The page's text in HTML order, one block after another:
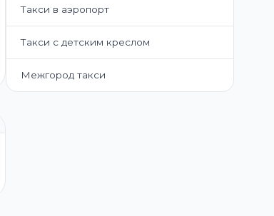
Такси в аэропорт
Такси с детским креслом
Межгород такси